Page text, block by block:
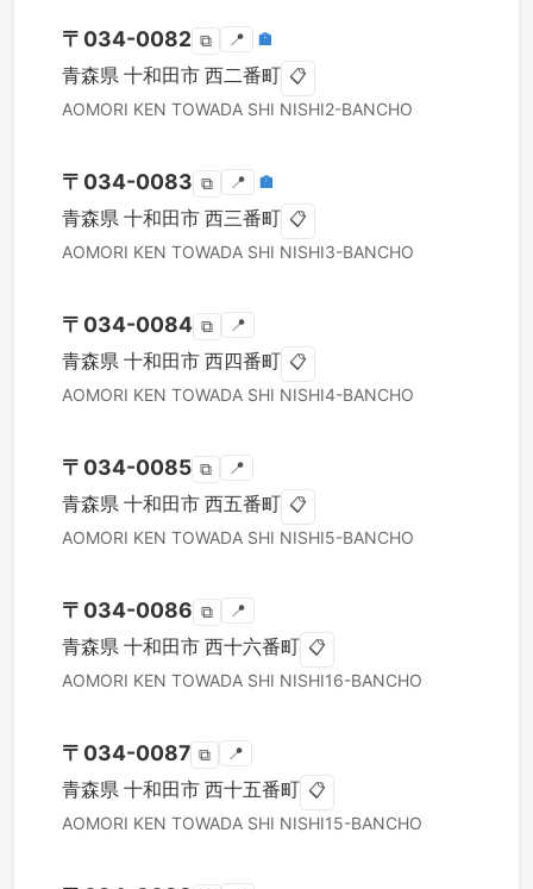
〒 034-0082 ⧉ 📍 🏣
青森県 十和田市 西二番町 📋
AOMORI KEN TOWADA SHI NISHI2-BANCHO
〒 034-0083 ⧉ 📍 🏣
青森県 十和田市 西三番町 📋
AOMORI KEN TOWADA SHI NISHI3-BANCHO
〒 034-0084 ⧉ 📍
青森県 十和田市 西四番町 📋
AOMORI KEN TOWADA SHI NISHI4-BANCHO
〒 034-0085 ⧉ 📍
青森県 十和田市 西五番町 📋
AOMORI KEN TOWADA SHI NISHI5-BANCHO
〒 034-0086 ⧉ 📍
青森県 十和田市 西十六番町 📋
AOMORI KEN TOWADA SHI NISHI16-BANCHO
〒 034-0087 ⧉ 📍
青森県 十和田市 西十五番町 📋
AOMORI KEN TOWADA SHI NISHI15-BANCHO